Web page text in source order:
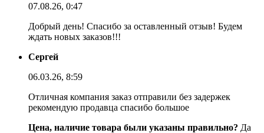
07.08.26, 0:47
Добрый день! Спасибо за оставленный отзыв! Будем
ждать новых заказов!!!
Сергей
06.03.26, 8:59
Отличная компания заказ отправили без задержек
рекомендую продавца спасибо большое
Цена, наличие товара были указаны правильно? Да